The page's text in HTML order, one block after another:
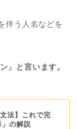
伴う人名などを
」と言います。
法】これで完
の解説